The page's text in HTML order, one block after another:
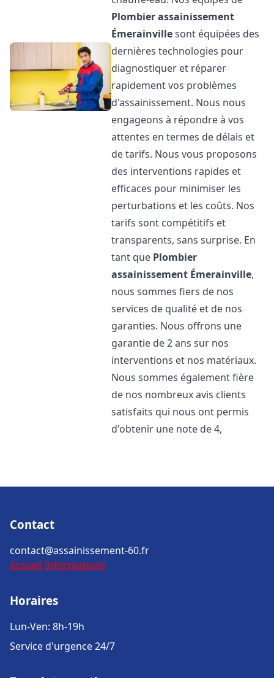
Plombier assainissement
Émerainvillesont équipées des
dernières technologies pour
diagnostiquer et réparer
rapidement vos problèmes
d'assainissement. Nous nous
engageons à répondre à vos
attentes en termes de délais et
de tarifs. Nous vous proposons
des interventions rapides et
efficaces pour minimiser les
perturbations et les coûts. Nos
tarifs sont compétitifs et
transparents, sans surprise. En
tant que Plombier
assainissement Émerainville,
nous sommes fiers de nos
services de qualité et de nos
garanties. Nous offrons une
garantie de 2 ans sur nos
interventions et nos matériaux.
Nous sommes également fière
de nos nombreux avis clients
satisfaits qui nous ont permis
d'obtenir une note de 4,
Contact
contact@assainissement-60.fr
Accueil Informations
Horaires
Lun-Ven: 8h-19h
Service d'urgence 24/7